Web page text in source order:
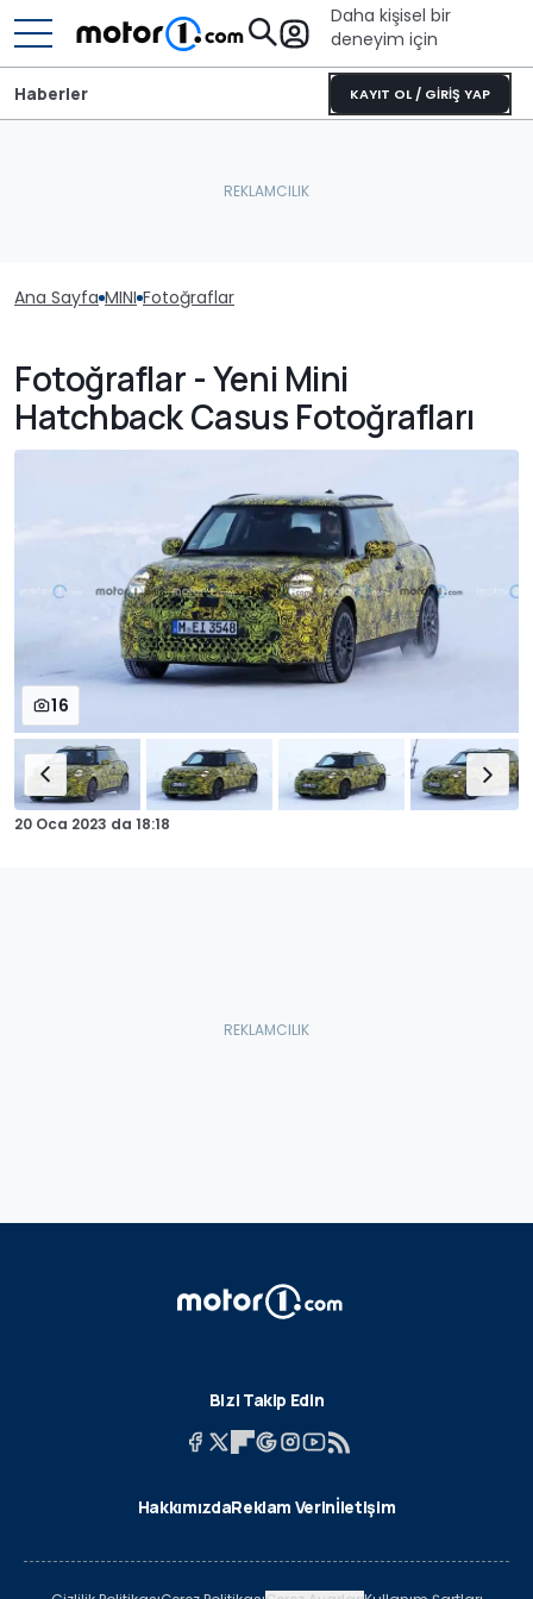
Daha kişisel bir
deneyim için
KAYIT OL / GİRİŞ YAP
Haberler
Ana Sayfa MINI Fotoğraflar
Fotoğraflar - Yeni Mini
Hatchback Casus Fotoğrafları
16
20 Oca 2023 da 18:18
Bizi Takip Edin
HakkımızdaReklam Verinİletişim